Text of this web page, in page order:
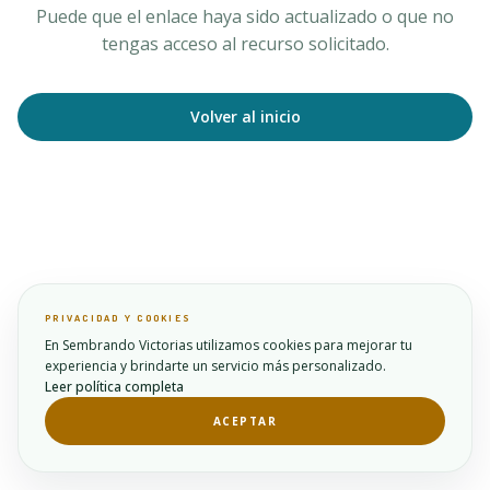
Puede que el enlace haya sido actualizado o que no
tengas acceso al recurso solicitado.
Volver al inicio
PRIVACIDAD Y COOKIES
En Sembrando Victorias utilizamos cookies para mejorar tu
experiencia y brindarte un servicio más personalizado.
Leer política completa
ACEPTAR